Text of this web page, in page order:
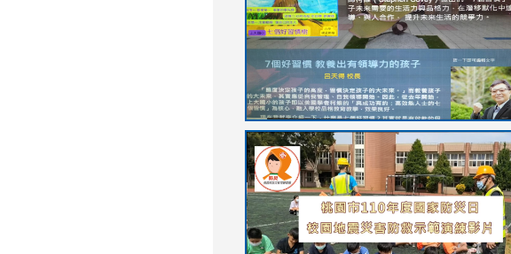
usp=sharing
link
to
https://sites.google.com/stes.tyc.edu.tw/
link
to
https://drive.google.com/file/d/
usp=sharing
link
to
https://youtu.be/jJOMVWY3-
8M
link
to
https://drive.google.com/file/d/
usp=sharing